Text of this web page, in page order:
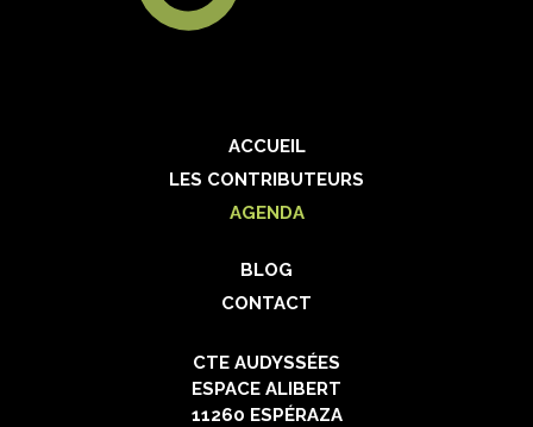
ACCUEIL
LES CONTRIBUTEURS
AGENDA
BLOG
CONTACT
CTE AUDYSSÉES
ESPACE ALIBERT
11260 ESPÉRAZA